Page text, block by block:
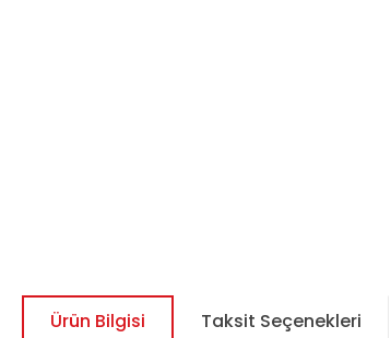
Ürün Bilgisi Taksit Seçenekleri